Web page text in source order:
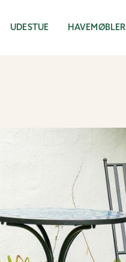
UDESTUE HAVEMØBLER